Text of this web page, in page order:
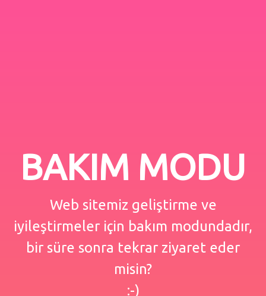
BAKIM MODU
Web sitemiz geliştirme ve
iyileştirmeler için bakım modundadır,
bir süre sonra tekrar ziyaret eder
misin?
:-)